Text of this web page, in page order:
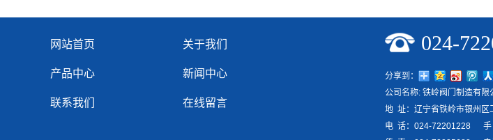
网站首页
产品中心
联系我们
关于我们
新闻中心
在线留言
024-
分享到：
公司名称: 铁岭阀门制造有
地 址：辽宁省铁岭市银州区
电 话：024-72201228 手